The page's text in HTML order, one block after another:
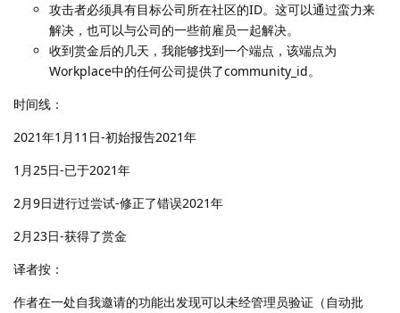
攻击者必须具有目标公司所在社区的ID。这可以通过蛮力来
解决，也可以与公司的一些前雇员一起解决。
收到赏金后的几天，我能够找到一个端点，该端点为
Workplace中的任何公司提供了community_id。
时间线：
2021年1月11日-初始报告2021年
1月25日-已于2021年
2月9日进行过尝试-修正了错误2021年
2月23日-获得了赏金
译者按：
作者在一处自我邀请的功能出发现可以未经管理员验证（自动批